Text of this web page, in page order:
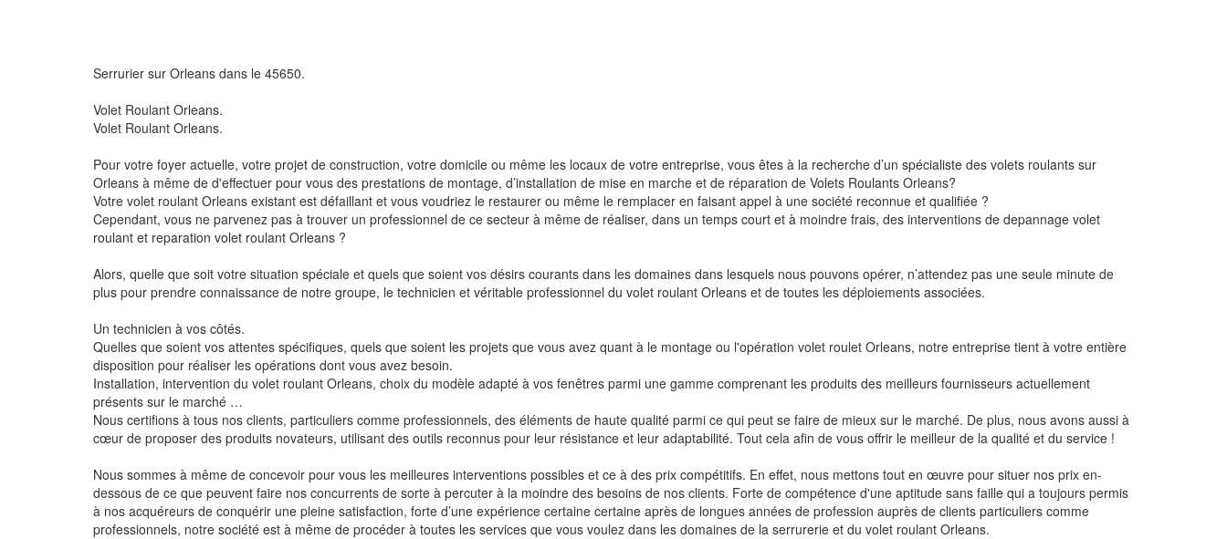
Serrurier sur Orleans dans le 45650.
Volet Roulant Orleans.
Volet Roulant Orleans.
Pour votre foyer actuelle, votre projet de construction, votre domicile ou même les locaux de votre entreprise, vous êtes à la recherche d’un spécialiste des volets roulants sur
Orleans à même de d'effectuer pour vous des prestations de montage, d’installation de mise en marche et de réparation de Volets Roulants Orleans?
Votre volet roulant Orleans existant est défaillant et vous voudriez le restaurer ou même le remplacer en faisant appel à une société reconnue et qualifiée ?
Cependant, vous ne parvenez pas à trouver un professionnel de ce secteur à même de réaliser, dans un temps court et à moindre frais, des interventions de depannage volet
roulant et reparation volet roulant Orleans ?
Alors, quelle que soit votre situation spéciale et quels que soient vos désirs courants dans les domaines dans lesquels nous pouvons opérer, n’attendez pas une seule minute de
plus pour prendre connaissance de notre groupe, le technicien et véritable professionnel du volet roulant Orleans et de toutes les déploiements associées.
Un technicien à vos côtés.
Quelles que soient vos attentes spécifiques, quels que soient les projets que vous avez quant à le montage ou l'opération volet roulet Orleans, notre entreprise tient à votre entière
disposition pour réaliser les opérations dont vous avez besoin.
Installation, intervention du volet roulant Orleans, choix du modèle adapté à vos fenêtres parmi une gamme comprenant les produits des meilleurs fournisseurs actuellement
présents sur le marché …
Nous certifions à tous nos clients, particuliers comme professionnels, des éléments de haute qualité parmi ce qui peut se faire de mieux sur le marché. De plus, nous avons aussi à
cœur de proposer des produits novateurs, utilisant des outils reconnus pour leur résistance et leur adaptabilité. Tout cela afin de vous offrir le meilleur de la qualité et du service !
Nous sommes à même de concevoir pour vous les meilleures interventions possibles et ce à des prix compétitifs. En effet, nous mettons tout en œuvre pour situer nos prix en-
dessous de ce que peuvent faire nos concurrents de sorte à percuter à la moindre des besoins de nos clients. Forte de compétence d'une aptitude sans faille qui a toujours permis
à nos acquéreurs de conquérir une pleine satisfaction, forte d’une expérience certaine certaine après de longues années de profession auprès de clients particuliers comme
professionnels, notre société est à même de procéder à toutes les services que vous voulez dans les domaines de la serrurerie et du volet roulant Orleans.